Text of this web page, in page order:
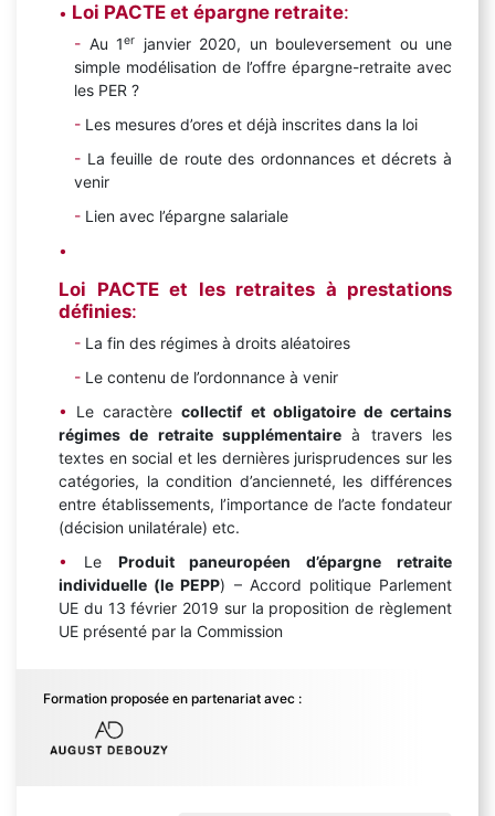
Loi PACTE et épargne retraite:
Au 1er
janvier 2020, un bouleversement ou une
simple modélisation de l’offre épargne-retraite avec
les PER ?
Les mesures d’ores et déjà inscrites dans la loi
La feuille de route des ordonnances et décrets à
venir
Lien avec l’épargne salariale
Loi PACTE et les retraites à prestations
définies:
La fin des régimes à droits aléatoires
Le contenu de l’ordonnance à venir
Le caractèrecollectif et obligatoire de certains
régimes de retraite supplémentaire à travers les
textes en social et les dernières jurisprudences sur les
catégories, la condition d’ancienneté, les différences
entre établissements, l’importance de l’acte fondateur
(décision unilatérale) etc.
Le Produit paneuropéen d’épargne retraite
individuelle (le PEPP) – Accord politique Parlement
UE du 13 février 2019 sur la proposition de règlement
UE présenté par la Commission
Formation proposée en partenariat avec :